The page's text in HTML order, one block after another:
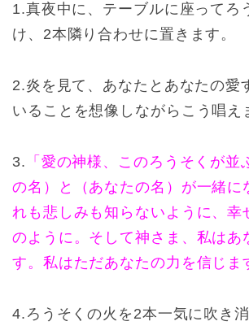
1.真夜中に、テーブルに座ってろ
け、2本隣り合わせに置きます。
2.炎を見て、あなたとあなたの愛
いることを想像しながらこう唱え
3. 「愛の神様、このろうそくが並
の名）と（あなたの名）が一緒に
れも悲しみも知らないように、幸
のように。そして神さま、私はあ
す。私はただあなたの力を信じま
4.ろうそくの火を2本一気に吹き